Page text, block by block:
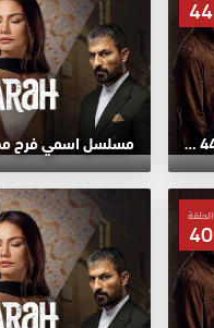
44
مسلسل اسمي فرح مدبلج الموسم 2 الحلقة 44 HD
الحلقة
40